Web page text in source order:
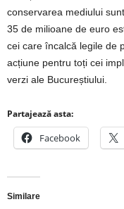
conservarea mediului
35 de milioane de euro
cei care încalcă legile de
acțiune pentru toți cei
verzi ale Bucureștiului.
Partajează asta:
Facebook
Similare